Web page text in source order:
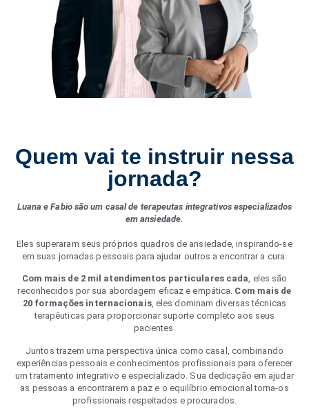
Quem vai te instruir nessa
jornada?
Luana e Fabio são um casal de terapeutas integrativos especializados
em ansiedade.
Eles superaram seus próprios quadros de ansiedade, inspirando-se
em suas jornadas pessoais para ajudar outros a encontrar a cura.
Com mais de 2 mil atendimentos particulares cada, eles são
reconhecidos por sua abordagem eficaz e empática. Com mais de
20 formações internacionais, eles dominam diversas técnicas
terapêuticas para proporcionar suporte completo aos seus
pacientes.
Juntos trazem uma perspectiva única como casal, combinando
experiências pessoais e conhecimentos profissionais para oferecer
um tratamento integrativo e especializado. Sua dedicação em ajudar
as pessoas a encontrarem a paz e o equilíbrio emocional torna-os
profissionais respeitados e procurados.